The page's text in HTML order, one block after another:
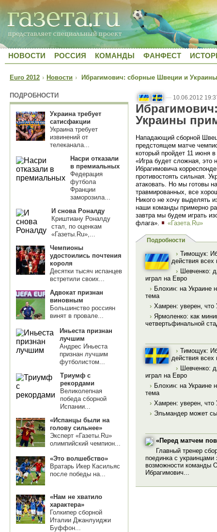
НОВОСТИ РОССИЯ КОМАНДЫ ФАНФЕСТ
Euro 2012 › Новости › Ибрагимович: сборные Швеции и
ПОДРОБНОСТИ
Украина требует
сатисфакции
Украина требует
извинений от
телеканала...
Насри отказали
в премиальных
Федерация
футбола
Франции
заморозила...
И снова Роналду
Криштиану Роналду
стал, по оценкам
«Газеты.Ru»,...
Чемпионы
удостоились почтения
короля
Десятки тысяч испанцев
встретили своих...
Адвокат признан
виновным
Большинство россиян
винят в провале...
Иньеста признан
лучшим
Андрес Иньеста
признан лучшим
футболистом...
Триумф с
рекордами
Великолепная
победа сборной
Испании...
«Испанцы были на
голову сильнее»
Эксперт «Газеты.Ru»
олимпийский чемпион...
«Это волшебство»
Вратарь Икер Касильяс
после победы на...
«Нам не хватило
характера»
Голкипер сборной
Италии Джанлуиджи
Буффон...
— 10.06.2012
Украины
Нападающий сборной
предстоящем матче
который пройдет 11 июня
«Игра будет сложная, это
Ибрагимовича
противостоять сильная.
атаковать. Но мы готовы
травмированных, все
Никого не хочу выделять
наши команды примерно
завтра мы будем играть
флага».
«Газета.Ru»
Подробности
› Тимощук:
действия всех
› Шевченко:
играл на Евро
› Блохин: на Украине
тема
› Хамрен: уверен, что
› Ярмоленко: как
четвертьфинальной
› Тимощук:
действия всех
›
Шевченко:
играл на Евро
› Блохин: на Украине
тема
› Хамрен: уверен, что
› Эльмандер может
«Перед матчем
Главный тренер
поединка с украинцами
возможности команды
Ибрагимович...